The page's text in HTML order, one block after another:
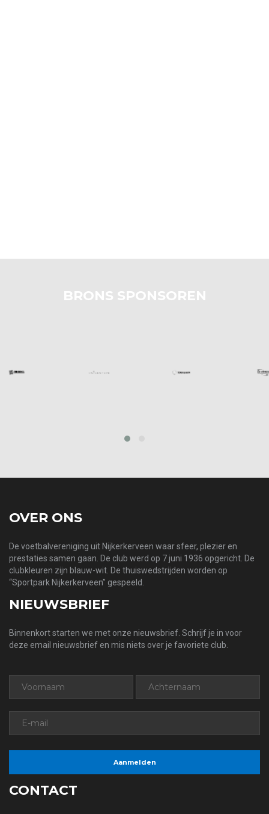
BRONS SPONSOREN
prev
OVER ONS
De voetbalvereniging uit Nijkerkerveen waar sfeer, plezier en
prestaties samen gaan. De club werd op 7 juni 1936 opgericht. De
clubkleuren zijn blauw-wit. De thuiswedstrijden worden op
“Sportpark Nijkerkerveen” gespeeld.
NIEUWSBRIEF
Binnenkort starten we met onze nieuwsbrief. Schrijf je in voor
deze email nieuwsbrief en mis niets over je favoriete club.
CONTACT